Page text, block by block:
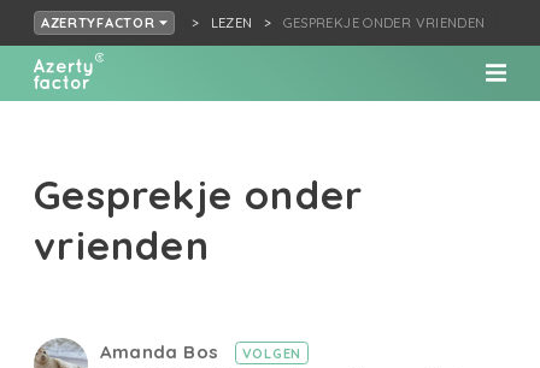
AZERTYFACTOR LEZEN GESPREKJE ONDER VRIENDEN
Gesprekje onder
vrienden
Amanda Bos VOLGEN